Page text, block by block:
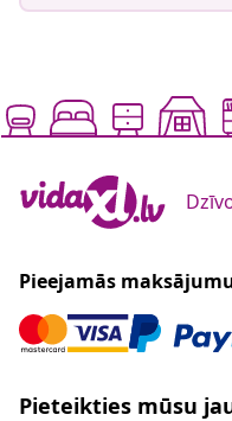
Pieejamās
Pieteikties mūsu